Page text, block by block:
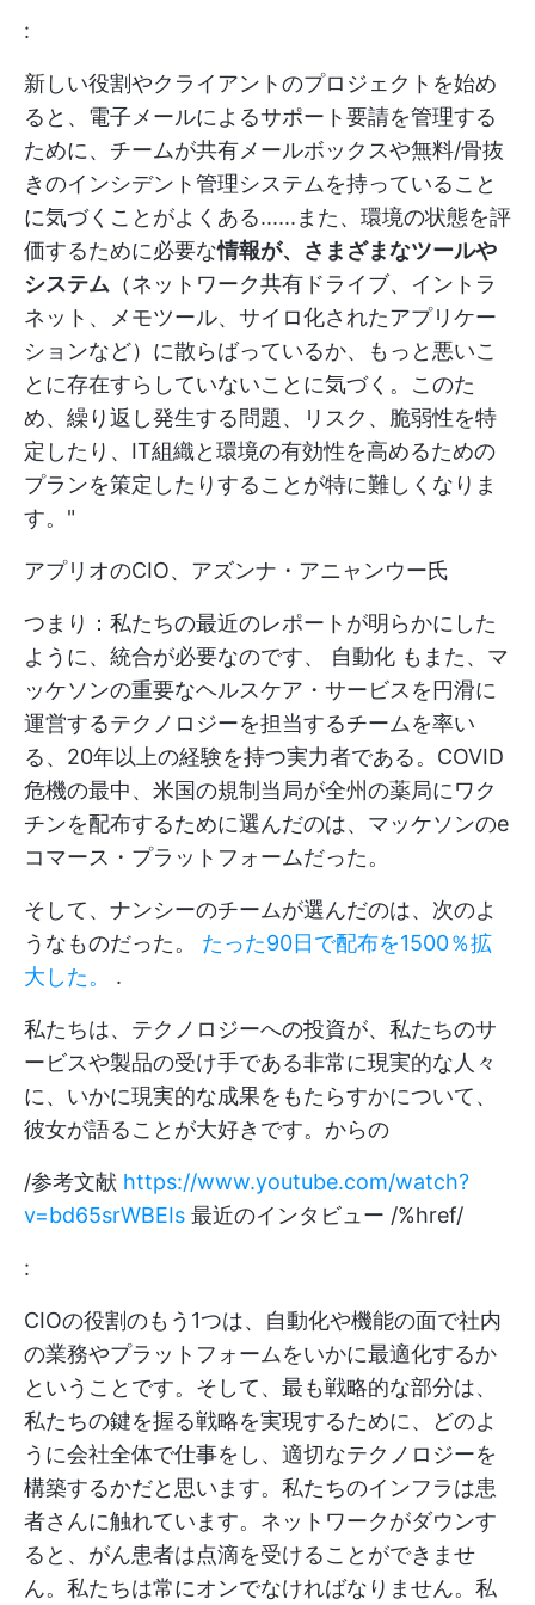
:
新しい役割やクライアントのプロジェクトを始め
ると、電子メールによるサポート要請を管理する
ために、チームが共有メールボックスや無料/骨抜
きのインシデント管理システムを持っていること
に気づくことがよくある......また、環境の状態を評
価するために必要な情報が、さまざまなツールや
システム （ネットワーク共有ドライブ、イントラ
ネット、メモツール、サイロ化されたアプリケー
ションなど）に散らばっているか、もっと悪いこ
とに存在すらしていないことに気づく。このた
め、繰り返し発生する問題、リスク、脆弱性を特
定したり、IT組織と環境の有効性を高めるための
プランを策定したりすることが特に難しくなりま
す。"
アプリオのCIO、アズンナ・アニャンウー氏
つまり：私たちの最近のレポートが明らかにした
ように、統合が必要なのです、 自動化 もまた、マ
ッケソンの重要なヘルスケア・サービスを円滑に
運営するテクノロジーを担当するチームを率い
る、20年以上の経験を持つ実力者である。COVID
危機の最中、米国の規制当局が全州の薬局にワク
チンを配布するために選んだのは、マッケソンのe
コマース・プラットフォームだった。
そして、ナンシーのチームが選んだのは、次のよ
うなものだった。 たった90日で配布を1500％拡
大した。
.
私たちは、テクノロジーへの投資が、私たちのサ
ービスや製品の受け手である非常に現実的な人々
に、いかに現実的な成果をもたらすかについて、
彼女が語ることが大好きです。からの
/参考文献 https://www.youtube.com/watch?
v=bd65srWBEIs 最近のインタビュー /%href/
:
CIOの役割のもう1つは、自動化や機能の面で社内
の業務やプラットフォームをいかに最適化するか
ということです。そして、最も戦略的な部分は、
私たちの鍵を握る戦略を実現するために、どのよ
うに会社全体で仕事をし、適切なテクノロジーを
構築するかだと思います。私たちのインフラは患
者さんに触れています。ネットワークがダウンす
ると、がん患者は点滴を受けることができませ
ん。私たちは常にオンでなければなりません。私